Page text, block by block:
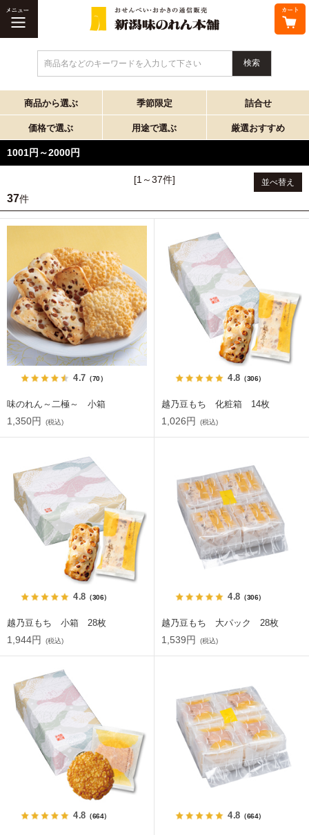
商品名などのキーワードを入力して下さい
商品から選ぶ 季節限定 詰合せ
価格で選ぶ 用途で選ぶ 厳選おすすめ
1001円～2000円
並べ替え
[1～37件]
37件
4.7 （70）
味のれん～二極～ 小箱
1,350円 (税込)
4.8 （306）
越乃豆もち 化粧箱 14枚
1,026円 (税込)
4.8（306）
越乃豆もち 小箱 28枚
1,944円 (税込)
4.8 （306）
越乃豆もち 大パック 28枚
1,539円 (税込)
4.8（664） 4.8 （664）